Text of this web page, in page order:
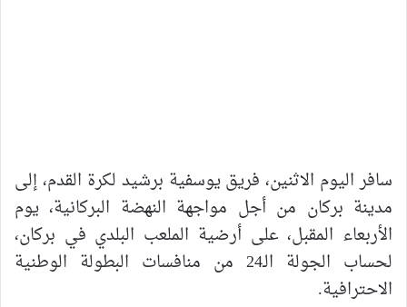
سافر اليوم الاثنين، فريق يوسفية برشيد لكرة القدم، إلى
مدينة بركان من أجل مواجهة النهضة البركانية، يوم
الأربعاء المقبل، على أرضية الملعب البلدي في بركان،
لحساب الجولة الـ24 من منافسات البطولة الوطنية
الاحترافية.